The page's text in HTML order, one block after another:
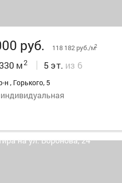
руб. 118 182 руб./м2
330 м2 5 эт. из 6
, Горького, 5